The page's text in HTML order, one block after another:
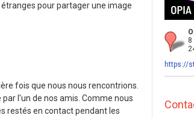
8
https://
pour partager une image
fois que nous nous rencontrions.
l'un de nos amis. Comme nous
restés en contact pendant les